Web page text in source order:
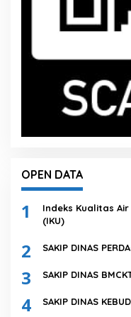
OPEN DATA
1
Indeks Kualitas
(IKU)
2 SAKIP DINAS
3 SAKIP DINAS
4 SAKIP DINAS